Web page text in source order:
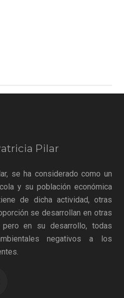
Pilar
se ha considerado como un
y su población económica
de dicha actividad, otras
se desarrollan en otras
en su desarrollo, todas
negativos a los